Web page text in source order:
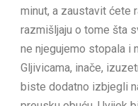
minut, a zaustavit ćete
razmišljaju o tome šta
ne njegujemo stopala i
Gljivicama, inače,
biste dodatno izbjegli